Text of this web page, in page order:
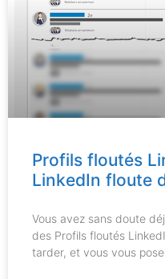
Profils floutés
LinkedIn floute
Vous avez sans doute
des Profils floutés
tarder, et vous vous